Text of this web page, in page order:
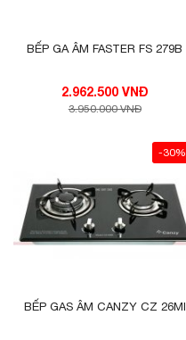
BẾP GA ÂM FASTER FS 279B
2.962.500 VNĐ
3.950.000 VNĐ
-30%
BẾP GAS ÂM CANZY CZ 26MI